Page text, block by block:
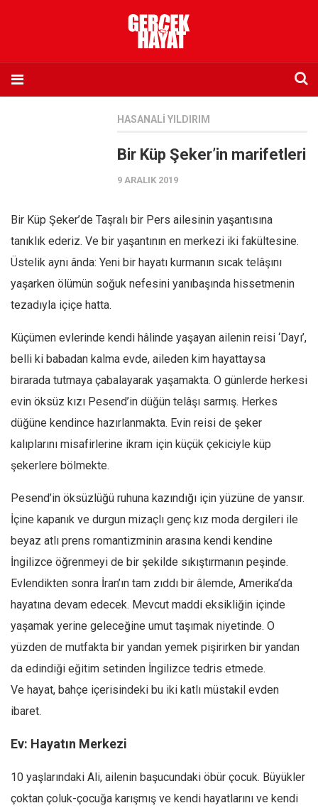
Eksik sayıların temini
Sosyal Medya
Twitter
Editörden
Yazarlar
Kemal Özer
Mahmut Toptaş
Yvonne Ridley
Barış Tarımcıoğlu
Ömer Kayani
Yusuf Armağan
Hasanali Yıldırım
Leyla Şerif Emin
Selçuk Türkyılmaz
Abir E. Nahas
Esra Elönü
» Yazar arşivi
Bu Sayı
HASANALI YILDIRIM
Bir Küp Şeker’in marifetleri
9 ARALIK 2019
Bir Küp Şeker’de Taşralı bir Pers ailesinin yaşantısına
tanıklık ederiz. Ve bir yaşantının en merkezi iki fakültesine.
Üstelik aynı ânda: Yeni bir hayatı kurmanın sıcak telâşını
yaşarken ölümün soğuk nefesini yanıbaşında hissetmenin
tezadıyla içiçe hatta.
Küçümen evlerinde kendi hâlinde yaşayan ailenin reisi ‘Dayı’,
belli ki babadan kalma evde, aileden kim hayattaysa
birarada tutmaya çabalayarak yaşamakta. O günlerde herkesi
evin öksüz kızı Pesend’in düğün telâşı sarmış. Herkes
düğüne kendince hazırlanmakta. Evin reisi de şeker
kalıplarını misafirlerine ikram için küçük çekiciyle küp
şekerlere bölmekte.
Pesend’in öksüzlüğü ruhuna kazındığı için yüzüne de yansır.
İçine kapanık ve durgun mizaçlı genç kız moda dergileri ile
beyaz atlı prens romantizminin arasına kendi kendine
İngilizce öğrenmeyi de bir şekilde sıkıştırmanın peşinde.
Evlendikten sonra İran’ın tam zıddı bir âlemde, Amerika’da
hayatına devam edecek. Mevcut maddi eksikliğin içinde
yaşamak yerine geleceğine umut taşımak niyetinde. O
yüzden de mutfakta bir yandan yemek pişirirken bir yandan
da edindiği eğitim setinden İngilizce tedris etmede.
Ve hayat, bahçe içerisindeki bu iki katlı müstakil evden
ibaret.
Ev: Hayatın Merkezi
10 yaşlarındaki Ali, ailenin başucundaki öbür çocuk. Büyükler
çoktan çoluk-çocuğa karışmış ve kendi hayatlarını ve kendi